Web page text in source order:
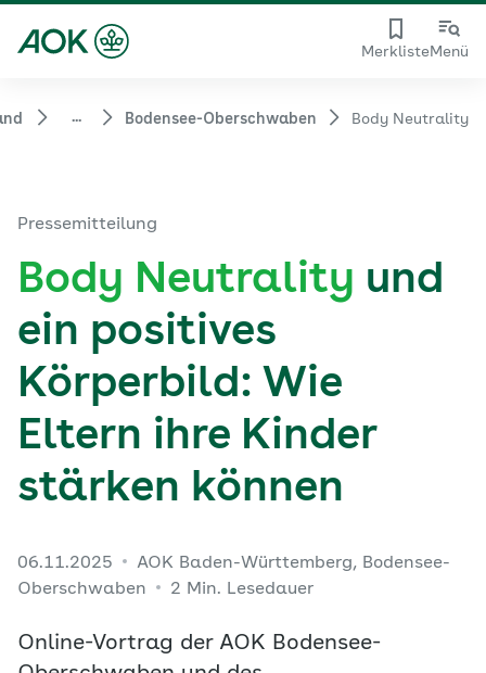
MerklisteMenü
... Bodensee-Oberschwaben Body Neutrality
Pressemitteilung
Body Neutrality und
ein positives
Körperbild: Wie
Eltern ihre Kinder
stärken können
06.11.2025
AOK Baden-Württemberg, Bodensee-
Oberschwaben
2 Min. Lesedauer
Online-Vortrag der AOK Bodensee-